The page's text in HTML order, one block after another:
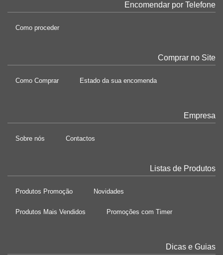
Encomendar por Telefone
Como proceder
Comprar no Site
Como Comprar Estado da sua encomenda
Empresa
Sobre nós Contactos
Listas de Produtos
Produtos Promoção Novidades
Produtos Mais Vendidos Promoções com Timer
Dicas e Guias